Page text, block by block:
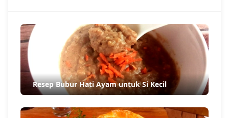
Resep Bubur Hati Ayam untuk Si Kecil